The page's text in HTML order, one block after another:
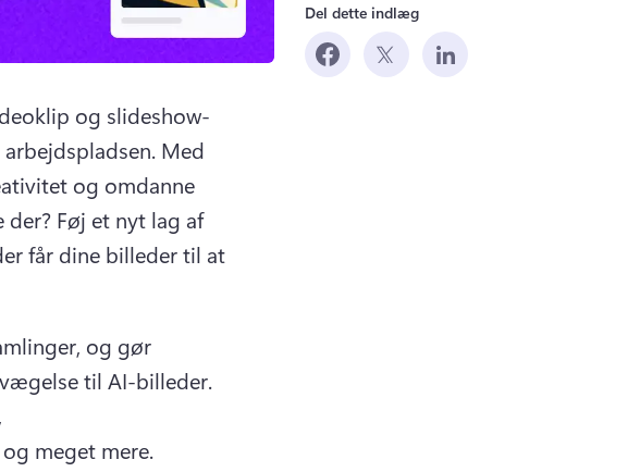
og slideshow-
Med
og omdanne
der? Føj et nyt lag af
får dine billeder til at
og gør
meget mere.
Del dette indlæg